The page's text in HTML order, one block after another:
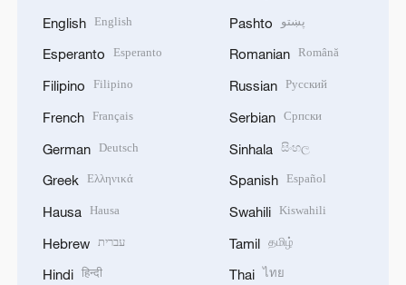
English English
Esperanto Esperanto
Filipino Filipino
French Français
German Deutsch
Greek Ελληνικά
Hausa Hausa
Hebrew עברית
Hindi हिन्दी
Pashto پښتو
Romanian Română
Russian Русский
Serbian Српски
Sinhala සිංහල
Spanish Español
Swahili Kiswahili
Tamil தமிழ்
Thai ไทย